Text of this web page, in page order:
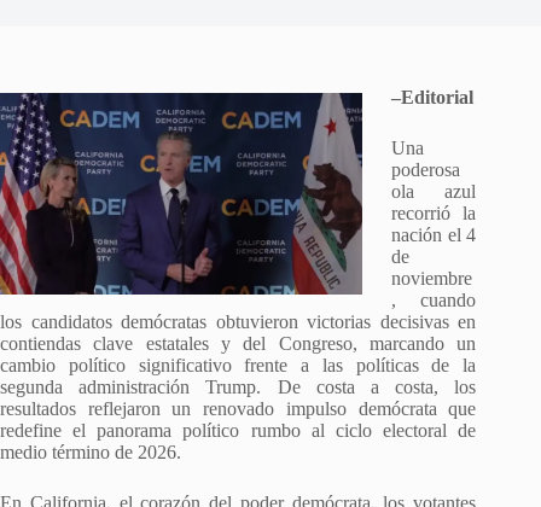
–Editorial
Una
poderosa
ola azul
recorrió la
nación el 4
de
noviembre
, cuando
los candidatos demócratas obtuvieron victorias decisivas en
contiendas clave estatales y del Congreso, marcando un
cambio político significativo frente a las políticas de la
segunda administración Trump. De costa a costa, los
resultados reflejaron un renovado impulso demócrata que
redefine el panorama político rumbo al ciclo electoral de
medio término de 2026.
En California, el corazón del poder demócrata, los votantes